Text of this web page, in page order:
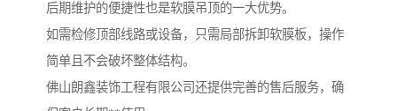
后期维护的便捷性也是软膜吊顶的一大优势。
如需检修顶部线路或设备，只需局部拆卸软膜板，操作
简单且不会破坏整体结构。
佛山朗鑫装饰工程有限公司还提供完善的售后服务，确